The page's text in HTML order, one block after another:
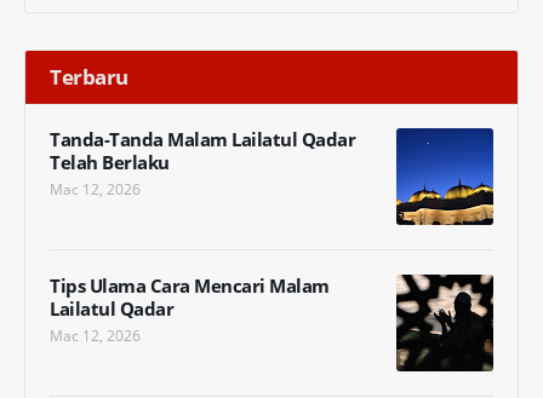
Terbaru
Tanda-Tanda Malam Lailatul Qadar
Telah Berlaku
Mac 12, 2026
Tips Ulama Cara Mencari Malam
Lailatul Qadar
Mac 12, 2026